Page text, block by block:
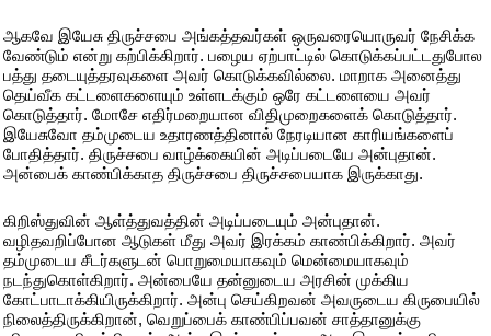
ஆகவே இயேசு திருச்சபை அங்கத்தவர்கள் ஒருவரையொருவர் நேசிக்க
வேண்டும் என்று கற்பிக்கிறார். பழைய ஏற்பாட்டில் கொடுக்கப்பட்டதுபோல
பத்து தடையுத்தரவுகளை அவர் கொடுக்கவில்லை. மாறாக அனைத்து
தெய்வீக கட்டளைகளையும் உள்ளடக்கும் ஒரே கட்டளையை அவர்
கொடுத்தார். மோசே எதிர்மறையான விதிமுறைகளைக் கொடுத்தார்.
இயேசுவோ தம்முடைய உதாரணத்தினால் நேரடியான காரியங்களைப்
போதித்தார். திருச்சபை வாழ்க்கையின் அடிப்படையே அன்புதான்.
அன்பைக் காண்பிக்காத திருச்சபை திருச்சபையாக இருக்காது.
கிறிஸ்துவின் ஆள்த்துவத்தின் அடிப்படையும் அன்புதான்.
வழிதவறிப்போன ஆடுகள் மீது அவர் இரக்கம் காண்பிக்கிறார். அவர்
தம்முடைய சீடர்களுடன் பொறுமையாகவும் மென்மையாகவும்
நடந்துகொள்கிறார். அன்பையே தன்னுடைய அரசின் முக்கிய
கோட்பாடாக்கியிருக்கிறார். அன்பு செய்கிறவன் அவருடைய கிருபையில்
நிலைத்திருக்கிறான், வெறுப்பைக் காண்பிப்பவன் சாத்தானுக்கு